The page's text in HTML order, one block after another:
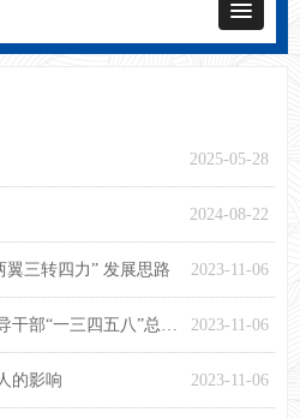
2025-05-28
2024-08-22
2023-11-06
三转四力” 发展思路
2023-11-06
中化地质矿山总局党委领导干部“一三四五八”总体要求
2023-11-06
的影响